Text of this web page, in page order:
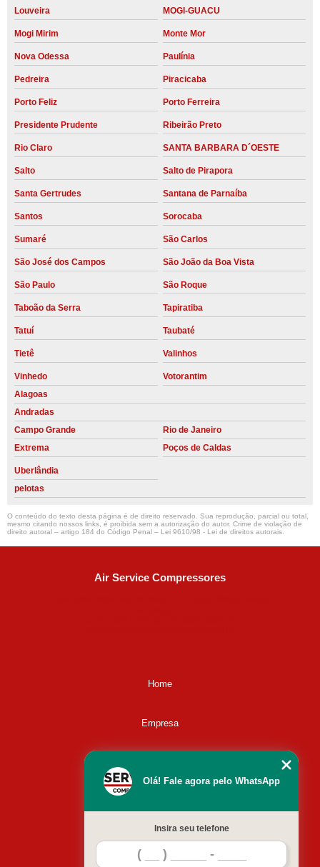
Louveira MOGI-GUACU
Mogi Mirim Monte Mor
Nova Odessa Paulínia
Pedreira Piracicaba
Porto Feliz Porto Ferreira
Presidente Prudente Ribeirão Preto
Rio Claro SANTA BARBARA D´OESTE
Salto Salto de Pirapora
Santa Gertrudes Santana de Parnaíba
Santos Sorocaba
Sumaré São Carlos
São José dos Campos São João da Boa Vista
São Paulo São Roque
Taboão da Serra Tapiratiba
Tatuí Taubaté
Tietê Valinhos
Vinhedo
Votorantim
Alagoas
Andradas
Campo Grande
Rio de Janeiro
Extrema
Poços de Caldas
Uberlândia
pelotas
O conteúdo do texto desta página é de direito reservado. Sua reprodução, parcial ou total,
mesmo citando nossos links, é proibida sem a autorização do autor. Crime de violação de
direito autoral – artigo 184 do Código Penal – Lei 9610/98 - Lei de direitos autorais.
Air Service Compressores
Home
Empresa
Contato
Olá! Fale agora pelo WhatsApp
Insira seu telefone